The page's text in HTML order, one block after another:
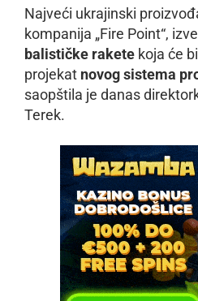
Najveći ukrajinski
kompanija „Fire Point“,
balističke rakete koja će
projekat novog sistema
saopštila je danas
Terek.